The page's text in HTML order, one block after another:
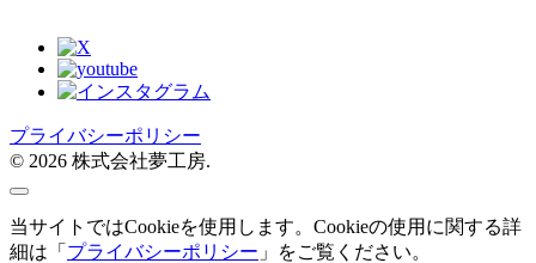
プライバシーポリシー
© 2026 株式会社夢工房.
当サイトではCookieを使用します。Cookieの使用に関する詳
細は「 プライバシーポリシー 」をご覧ください。